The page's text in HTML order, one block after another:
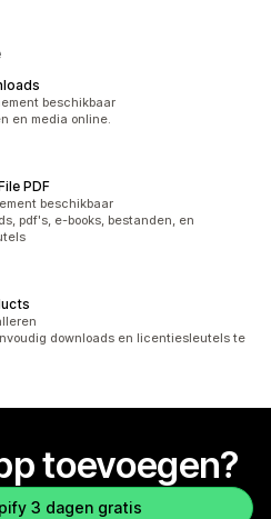
beschikbaar
en media online.
PDF
beschikbaar
pdf's, e-books, bestanden, en
downloads en licentiesleutels te
toevoegen?
3 dagen gratis